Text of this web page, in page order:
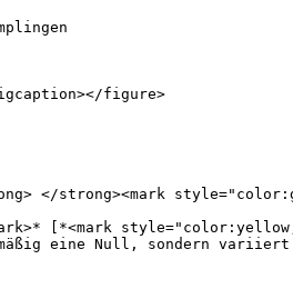
figure>
</strong><mark
[*<mark
eine Null, sondern